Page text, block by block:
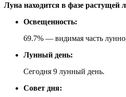
Луна находится в фазе растущей
Освещенность:
69.7% — видимая часть
Лунный день:
Сегодня 9 лунный день.
Совет дня: